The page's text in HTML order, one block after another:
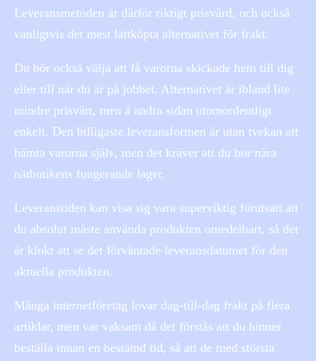
Leveransmetoden är därför riktigt prisvärd, och också
vanligtvis det mest lättköpta alternativet för frakt.
Du bör också välja att få varorna skickade hem till dig
eller till när du är på jobbet. Alternativet är ibland lite
mindre prisvärt, men å andra sidan utomordentligt
enkelt. Den billigaste leveransformen är utan tvekan att
hämta varorna själv, men det kräver att du bor nära
nätbutikens fungerande lager.
Leveranstiden kan visa sig vara superviktig förutsatt att
du absolut måste använda produkten omedelbart, så det
är klokt att se det förväntade leveransdatumet för den
aktuella produkten.
Många internetföretag lovar dag-till-dag frakt på flera
artiklar, men var vaksam då det förstås att du hinner
beställa innan en bestämd tid, så att de med största